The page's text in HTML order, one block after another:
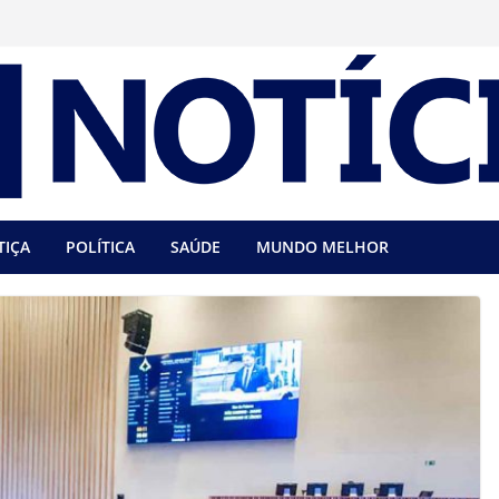
POLÍTICA SAÚDE MUNDO MELHOR